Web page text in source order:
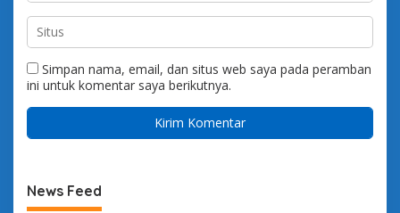
Simpan nama, email, dan situs web saya pada peramban
ini untuk komentar saya berikutnya.
News Feed